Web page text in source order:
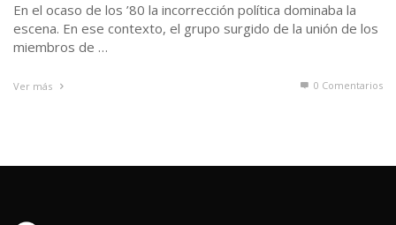
En el ocaso de los ’80 la incorrección política dominaba la
escena. En ese contexto, el grupo surgido de la unión de los
miembros de …
Ver más 0 Comentarios